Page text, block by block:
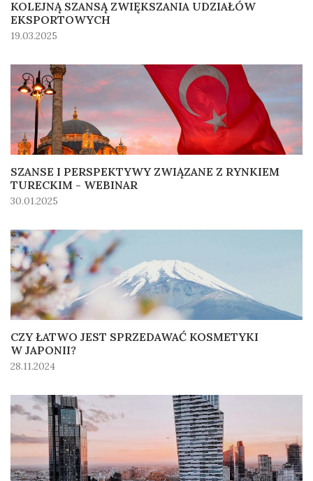
KOLEJNĄ SZANSĄ ZWIĘKSZANIA UDZIAŁÓW
EKSPORTOWYCH
19.03.2025
SZANSE I PERSPEKTYWY ZWIĄZANE Z RYNKIEM
TURECKIM - WEBINAR
30.01.2025
CZY ŁATWO JEST SPRZEDAWAĆ KOSMETYKI
W JAPONII?
28.11.2024